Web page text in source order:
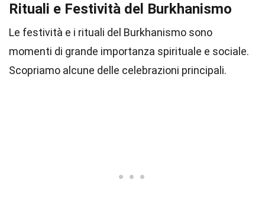
Rituali e Festività del Burkhanismo
Le festività e i rituali del Burkhanismo sono
momenti di grande importanza spirituale e sociale.
Scopriamo alcune delle celebrazioni principali.